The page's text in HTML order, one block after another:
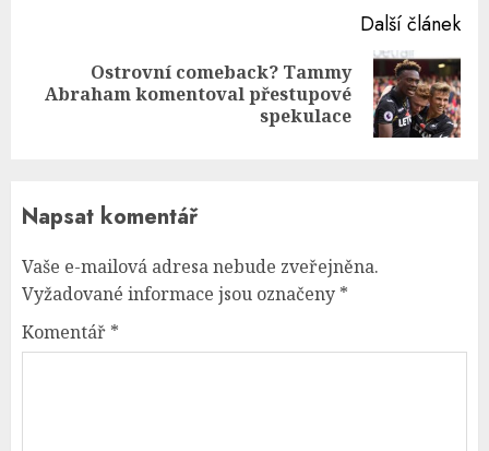
Další článek
Next
Ostrovní comeback? Tammy
Abraham komentoval přestupové
spekulace
Napsat komentář
Vaše e-mailová adresa nebude zveřejněna.
Vyžadované informace jsou označeny *
Komentář *